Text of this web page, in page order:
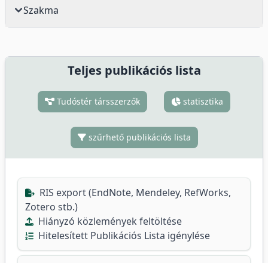
Szakma
Teljes publikációs lista
Tudóstér társszerzők statisztika
szűrhető publikációs lista
RIS export (EndNote, Mendeley, RefWorks,
Zotero stb.)
Hiányzó közlemények feltöltése
Hitelesített Publikációs Lista igénylése